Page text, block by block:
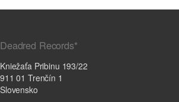
Deadred Records*
Kniežaťa Pribinu 193/22
911 01 Trenčín 1
Slovensko